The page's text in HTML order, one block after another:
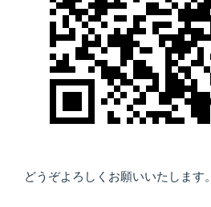
どうぞよろしくお願いいたします。